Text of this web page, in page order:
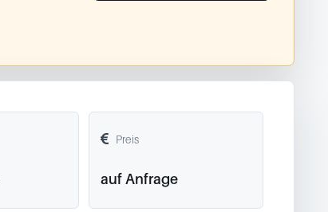
Preis
auf Anfrage